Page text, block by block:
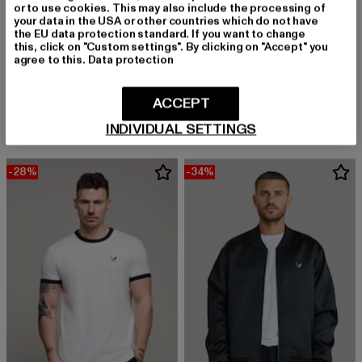
Inked Blades Crew Neck T-Shirt
Derzeitiger Preis: 35,99 EURAktionspreis: 49,99 EUR
Waffle Rib
41,99 EUR
Derzeitiger Preis: 41,99 EUR
-28% -34%
or to use cookies. This may also include the processing of
your data in the USA or other countries which do not have
the EU data protection standard. If you want to change
this, click on "Custom settings". By clicking on "Accept" you
agree to this. Data protection
INDIVIDUAL SETTINGS
ACCEPT